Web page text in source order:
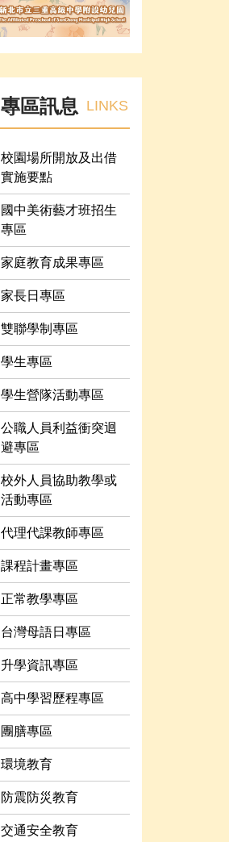
專區訊息 LINKS
校園場所開放及出借
實施要點
國中美術藝才班招生
專區
家庭教育成果專區
家長日專區
雙聯學制專區
學生專區
學生營隊活動專區
公職人員利益衝突迴
避專區
校外人員協助教學或
活動專區
代理代課教師專區
課程計畫專區
正常教學專區
台灣母語日專區
升學資訊專區
高中學習歷程專區
團膳專區
環境教育
防震防災教育
交通安全教育